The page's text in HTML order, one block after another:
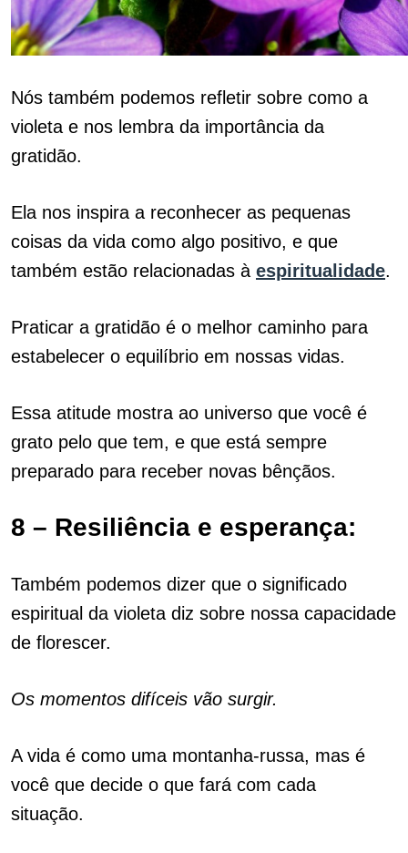
Nós também podemos refletir sobre como a
violeta e nos lembra da importância da
gratidão.
Ela nos inspira a reconhecer as pequenas
coisas da vida como algo positivo, e que
também estão relacionadas à espiritualidade.
Praticar a gratidão é o melhor caminho para
estabelecer o equilíbrio em nossas vidas.
Essa atitude mostra ao universo que você é
grato pelo que tem, e que está sempre
preparado para receber novas bênçãos.
8 – Resiliência e esperança:
Também podemos dizer que o significado
espiritual da violeta diz sobre nossa capacidade
de florescer.
Os momentos difíceis vão surgir.
A vida é como uma montanha-russa, mas é
você que decide o que fará com cada
situação.